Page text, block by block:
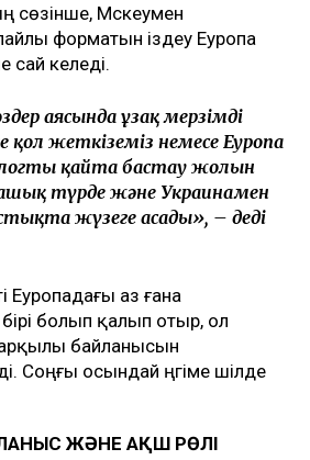
Мәскеумен
форматын іздеу Еуропа
сай келеді.
аясында ұзақ мерзімді
қол жеткіземіз немесе Еуропа
қайта бастау жолын
түрде және Украинамен
жүзеге асады», – деді
Еуропадағы аз ғана
болып қалып отыр, ол
байланысын
Соңғы осындай әңгіме шілде
ЖӘНЕ АҚШ РӨЛІ